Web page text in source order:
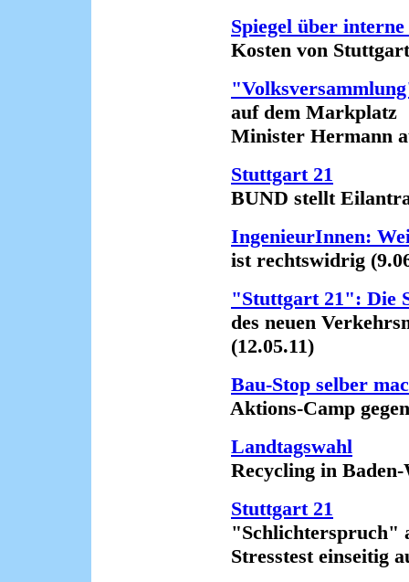
Spiegel über
Kosten von Stuttgart
auf dem Markplatz
Minister Hermann
Stuttgart 21
BUND stellt
IngenieurInnen:
ist rechtswidrig
"Stuttgart 21": Die
des neuen
(12.05.11)
Bau-Stop selber
Aktions-Camp
Landtagswahl
Recycling in Baden-
Stuttgart 21
"Schlichterspruch"
Stresstest einseitig